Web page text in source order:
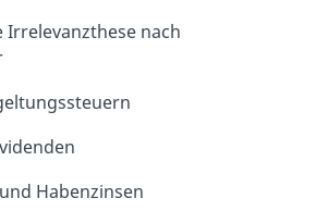
nach
Habenzinsen